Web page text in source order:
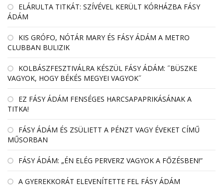
EL­ÁRULTA TIT­KÁT: SZÍ­VÉ­VEL KE­RÜLT KÓR­HÁZBA FÁSY
ÁDÁM
KIS GRÓFO, NÓTÁR MARY ÉS FÁSY ÁDÁM A METRO
CLUBBAN BULIZIK
KOLBÁSZFESZTIVÁLRA KÉSZÜL FÁSY ÁDÁM: ˝BÜSZKE
VAGYOK, HOGY BÉKÉS MEGYEI VAGYOK˝
EZ FÁSY ÁDÁM FENSÉGES HARCSAPAPRIKÁSÁNAK A
TITKA!
FÁSY ÁDÁM ÉS ZSÜLIETT A PÉNZT VAGY ÉVEKET CÍMŰ
MŰSORBAN
FÁSY ÁDÁM: „ÉN ELÉG PERVERZ VAGYOK A FŐZÉSBEN!”
A GYEREKKORÁT ELEVENÍTETTE FEL FÁSY ÁDÁM